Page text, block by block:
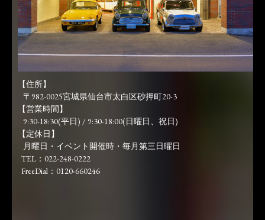
【住所】
〒982-0025宮城県仙台市太白区砂押町20-3
【営業時間】
9:30-18:30(平日) / 9:30-18:00(日曜日、祝日)
【定休日】
月曜日・イベント開催時・毎月第三日曜日
TEL：022-248-0222
FreeDial：0120-660246